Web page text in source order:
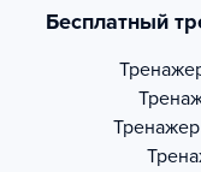
Бесплатный
Тренажер